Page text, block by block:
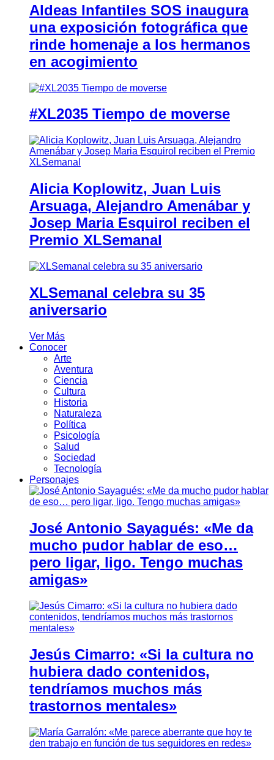
Aldeas Infantiles SOS inaugura
una exposición fotográfica que
rinde homenaje a los hermanos
en acogimiento
#XL2035 Tiempo de moverse
Alicia Koplowitz, Juan Luis
Arsuaga, Alejandro Amenábar y
Josep Maria Esquirol reciben el
Premio XLSemanal
XLSemanal celebra su 35
aniversario
Ver Más
Conocer
Arte
Aventura
Ciencia
Cultura
Historia
Naturaleza
Política
Psicología
Salud
Sociedad
Tecnología
Personajes
José Antonio Sayagués: «Me da
mucho pudor hablar de eso…
pero ligar, ligo. Tengo muchas
amigas»
Jesús Cimarro: «Si la cultura no
hubiera dado contenidos,
tendríamos muchos más
trastornos mentales»